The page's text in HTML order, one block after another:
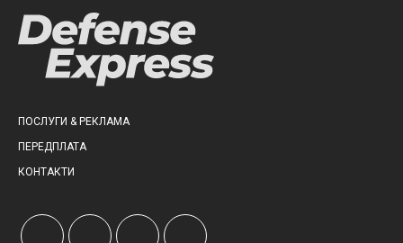
ПОСЛУГИ & РЕКЛАМА
ПЕРЕДПЛАТА
КОНТАКТИ